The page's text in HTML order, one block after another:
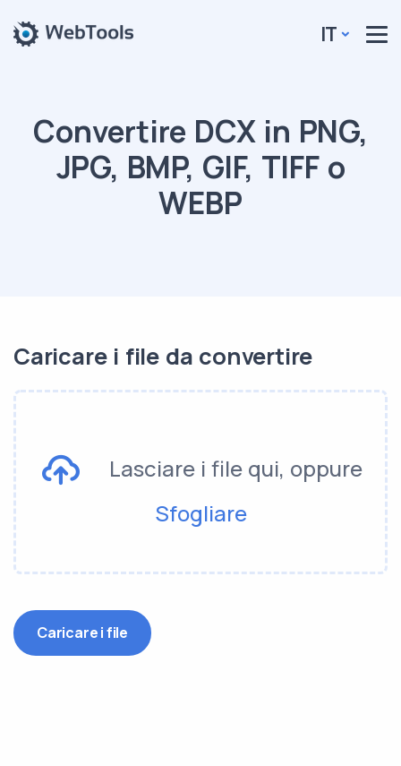
IT
Convertire DCX in PNG,
JPG, BMP, GIF, TIFF o
WEBP
Caricare i file da convertire
Lasciare i file qui, oppure
Sfogliare